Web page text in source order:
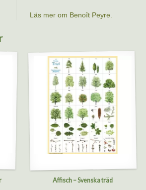
Läs mer om Benoît Peyre.
Affisch – Svenska träd